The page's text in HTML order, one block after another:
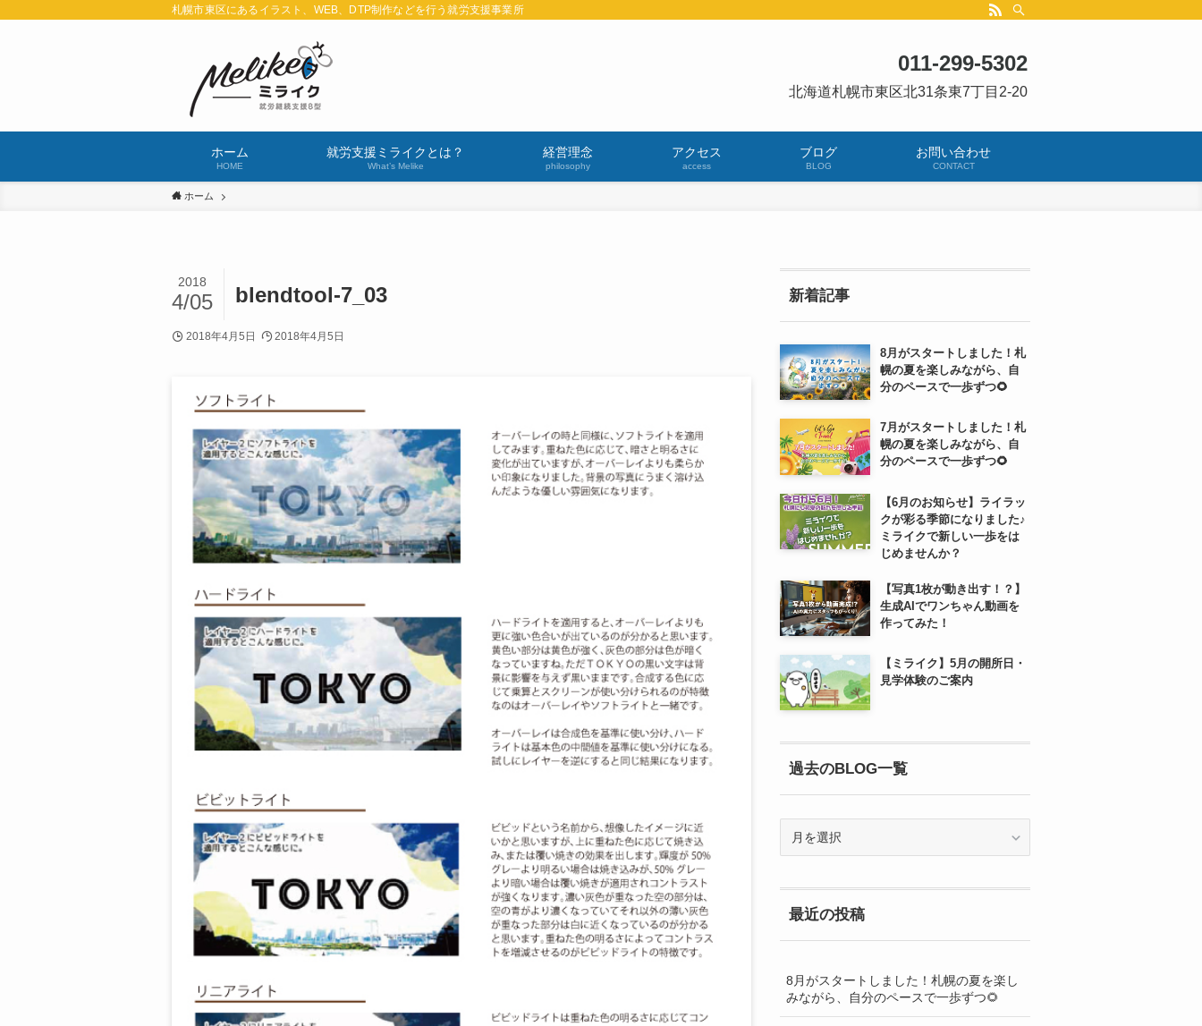
札幌市東区にあるイラスト、WEB、DTP制作などを行う就労支援事業所
ホーム
HOME
就労支援ミライクとは？
What’s Melike
経営理念
philosophy
アクセス
access
ブログ
BLOG
お問い合わせ
CONTACT
011-299-5302
北海道札幌市東区北31条東7丁目2-20
ホーム
blendtool-7_03
2018
4/05
2018年4月5日 2018年4月5日
新着記事
8月がスタートしました！札
幌の夏を楽しみながら、自
分のペースで一歩ずつ🌻
7月がスタートしました！札
幌の夏を楽しみながら、自
分のペースで一歩ずつ🌻
【6月のお知らせ】ライラッ
クが彩る季節になりました♪
ミライクで新しい一歩をは
じめませんか？
【写真1枚が動き出す！？】
生成AIでワンちゃん動画を
作ってみた！
【ミライク】5月の開所日・
見学体験のご案内
過去のBLOG一覧
BLOG
覧
最近の投稿
8月がスタートしました！札幌の夏を楽し
みながら、自分のペースで一歩ずつ🌻